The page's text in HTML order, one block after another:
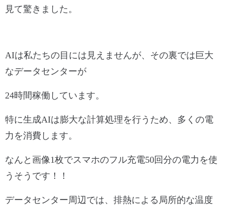
見て驚きました。
AIは私たちの目には見えませんが、その裏では巨大
なデータセンターが
24時間稼働しています。
特に生成AIは膨大な計算処理を行うため、多くの電
力を消費します。
なんと画像1枚でスマホのフル充電50回分の電力を使
うそうです！！
データセンター周辺では、排熱による局所的な温度